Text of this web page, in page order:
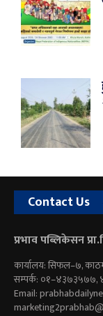
Contact Us
प्रभाव पब्लिकेसन
कार्यालय: सिफल–७,
सम्पर्क: ०१–४३७३५७७,
Email: